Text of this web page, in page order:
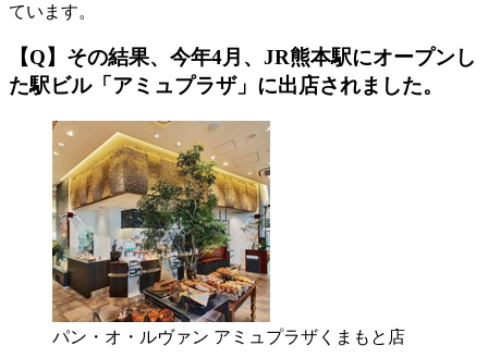
ています。
【Q】その結果、今年4月、JR熊本駅にオープンし
た駅ビル「アミュプラザ」に出店されました。
パン・オ・ルヴァン アミュプラザくまもと店